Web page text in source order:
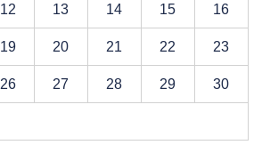
12 13 14 15 16
19 20 21 22 23
26 27 28 29 30